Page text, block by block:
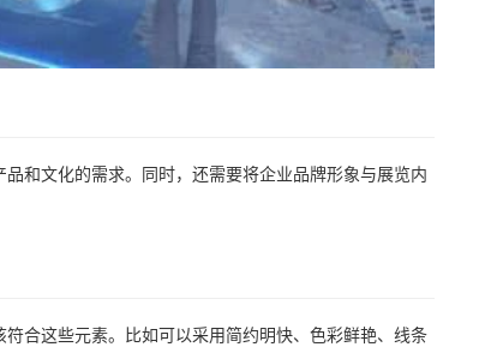
和文化的需求。同时，还需要将企业品牌形象与展览内
合这些元素。比如可以采用简约明快、色彩鲜艳、线条